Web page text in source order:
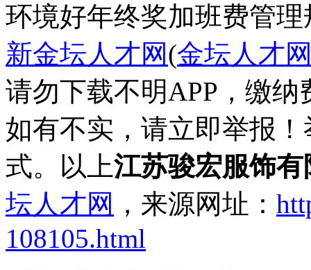
环境好年终奖加班费管理
新金坛人才网(金坛人才
请勿下载不明APP，缴
如有不实，请立即举报
式。以上江苏骏宏服饰
坛人才网 ，来源网址：
108105.html